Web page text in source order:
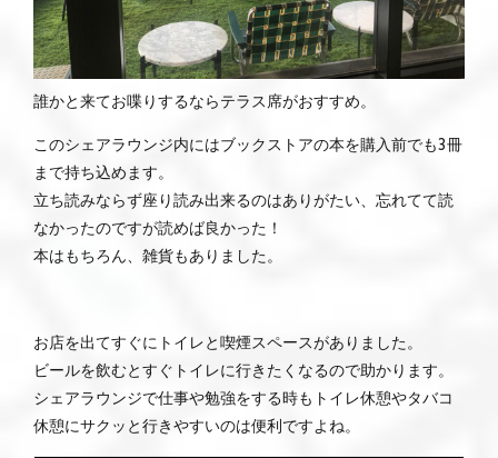
誰かと来てお喋りするならテラス席がおすすめ。
このシェアラウンジ内にはブックストアの本を購入前でも3冊
まで持ち込めます。
立ち読みならず座り読み出来るのはありがたい、忘れてて読
なかったのですが読めば良かった！
本はもちろん、雑貨もありました。
お店を出てすぐにトイレと喫煙スペースがありました。
ビールを飲むとすぐトイレに行きたくなるので助かります。
シェアラウンジで仕事や勉強をする時もトイレ休憩やタバコ
休憩にサクッと行きやすいのは便利ですよね。